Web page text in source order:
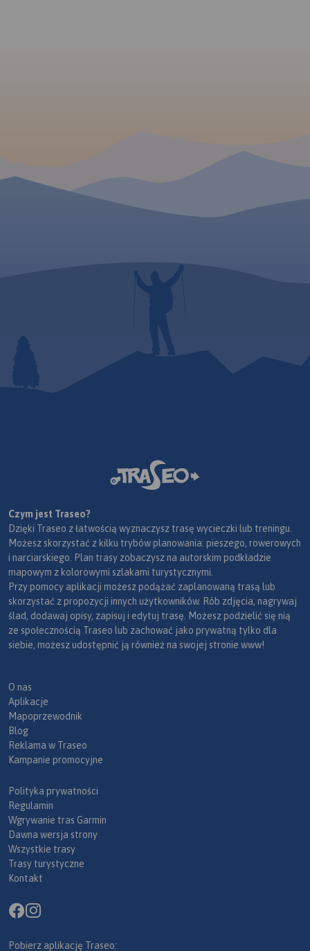
Czym jest Traseo?
Dzięki Traseo z łatwością wyznaczysz trasę wycieczki lub treningu.
Możesz skorzystać z kilku trybów planowania: pieszego, rowerowych
i narciarskiego. Plan trasy zobaczysz na autorskim podkładzie
mapowym z kolorowymi szlakami turystycznymi.
Przy pomocy aplikacji możesz podążać zaplanowaną trasą lub
skorzystać z propozycji innych użytkowników. Rób zdjęcia, nagrywaj
ślad, dodawaj opisy, zapisuj i edytuj trasę. Możesz podzielić się nią
ze społecznością Traseo lub zachować jako prywatną tylko dla
siebie, możesz udostępnić ją również na swojej stronie www!
O nas
Aplikacje
Mapoprzewodnik
Blog
Reklama w Traseo
Kampanie promocyjne
Polityka prywatności
Regulamin
Wgrywanie tras Garmin
Dawna wersja strony
Wszystkie trasy
Trasy turystyczne
Kontakt
Pobierz aplikację Traseo: